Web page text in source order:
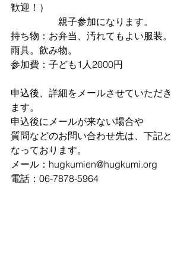
歓迎！）
親子参加になります。
持ち物：お弁当、汚れてもよい服装。
雨具。飲み物。
参加費：子ども1人2000円
申込後、詳細をメールさせていただき
ます。
申込後にメールが来ない場合や
質問などのお問い合わせ先は、下記と
なっております。
メール：hugkumien@hugkumi.org
電話：06-7878-5964